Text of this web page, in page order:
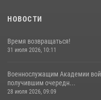
НОВОСТИ
Время возвращаться!
31 июля 2026, 10:11
Военнослужащим Академии
получившим очередн...
28 июля 2026, 09:09